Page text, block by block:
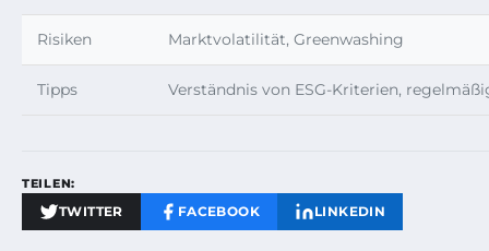
Risiken Marktvolatilität, Greenwashing
Tipps Verständnis von ESG-Kriterien,
TEILEN:
TWITTER FACEBOOK LINKEDIN